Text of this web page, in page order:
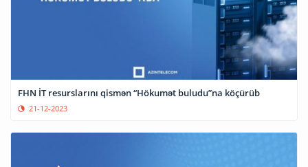
FHN İT resurslarını qismən “Hökumət buludu”na köçürüb
21-12-2023